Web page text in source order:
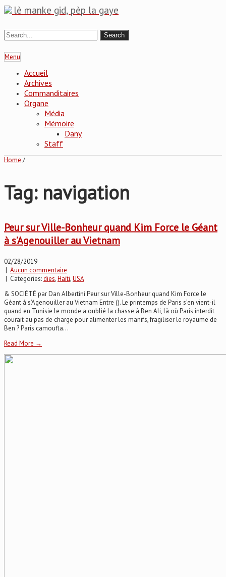
lè manke gid, pèp la gaye
Menu
Accueil
Archives
Commanditaires
Organe
Média
Mémoire
Dany
Staff
Home /
Tag: navigation
Peur sur Ville-Bonheur quand Kim Force le Géant
à s’Agenouiller au Vietnam
02/28/2019
| Aucun commentaire
| Categories:dies,Haïti,USA
& SOCIÉTÉ par Dan Albertini Peur sur Ville-Bonheur quand Kim Force le
Géant à s’Agenouiller au Vietnam Entre (). Le printemps de Paris s’en vient-il
quand en Tunisie le monde a oublié la chasse à Ben Ali, là où Paris interdit
courait au pas de charge pour alimenter les manifs, fragiliser le royaume de
Ben ? Paris camoufla...
Read More →